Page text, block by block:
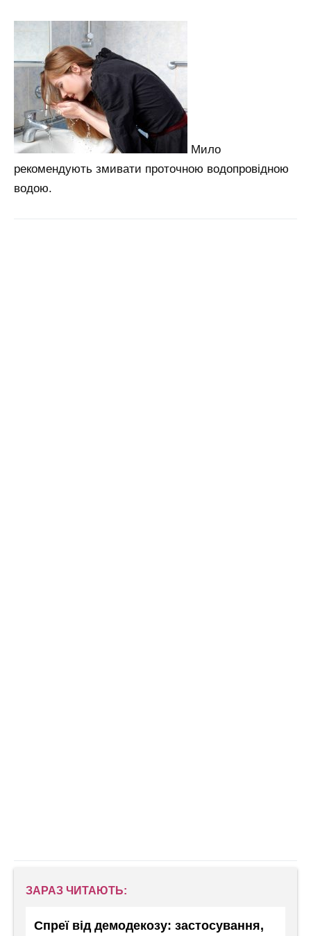
Мило
рекомендують змивати проточною водопровідною
водою.
ЗАРАЗ ЧИТАЮТЬ:
Спреї від демодекозу: застосування,